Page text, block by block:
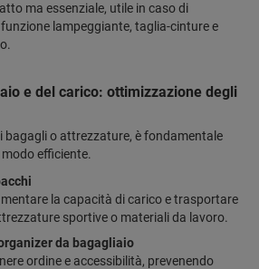
ma essenziale, utile in caso di
lampeggiante, taglia-cinture e
e del carico: ottimizzazione degli
bagagli o attrezzature, è fondamentale
efficiente.
la capacità di carico e trasportare
sportive o materiali da lavoro.
da bagagliaio
ordine e accessibilità, prevenendo